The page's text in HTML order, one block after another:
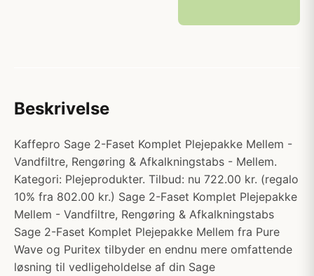
Beskrivelse
Kaffepro Sage 2-Faset Komplet Plejepakke Mellem -
Vandfiltre, Rengøring & Afkalkningstabs - Mellem.
Kategori: Plejeprodukter. Tilbud: nu 722.00 kr. (regalo
10% fra 802.00 kr.) Sage 2-Faset Komplet Plejepakke
Mellem - Vandfiltre, Rengøring & Afkalkningstabs
Sage 2-Faset Komplet Plejepakke Mellem fra Pure
Wave og Puritex tilbyder en endnu mere omfattende
løsning til vedligeholdelse af din Sage